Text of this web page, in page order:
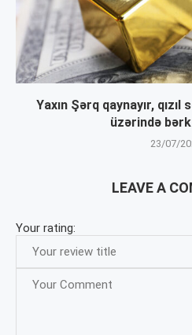
Yaxın Şərq qaynayır, qızıl
üzərində bərk
23/07/
LEAVE A
Your rating: